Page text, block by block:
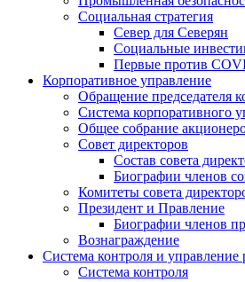
Социальная стратегия
Север для Северян
Социальные
Первые против
Корпоративное управление
Обращение председателя
Система корпоративного
Общее собрание
Совет директоров
Состав совета
Биографии членов
Комитеты совета
Президент и Правление
Биографии членов
Вознаграждение
Система контроля и управление
Система контроля